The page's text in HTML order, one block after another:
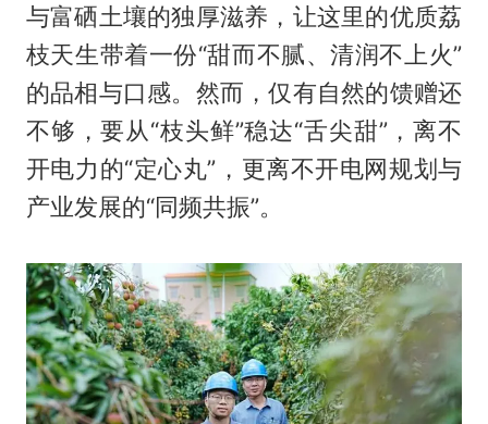
与富硒土壤的独厚滋养，让这里的优质荔
枝天生带着一份“甜而不腻、清润不上火”
的品相与口感。然而，仅有自然的馈赠还
不够，要从“枝头鲜”稳达“舌尖甜”，离不
开电力的“定心丸”，更离不开电网规划与
产业发展的“同频共振”。